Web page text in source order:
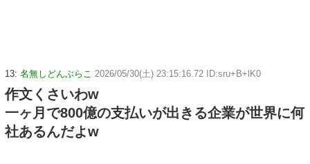
13: 名無しどんぶらこ 2026/05/30(土) 23:15:16.72 ID:sru+B+lK0
作文くさいわw
一ヶ月で800億の支払いが出きる企業が世界に何
社あるんだよw